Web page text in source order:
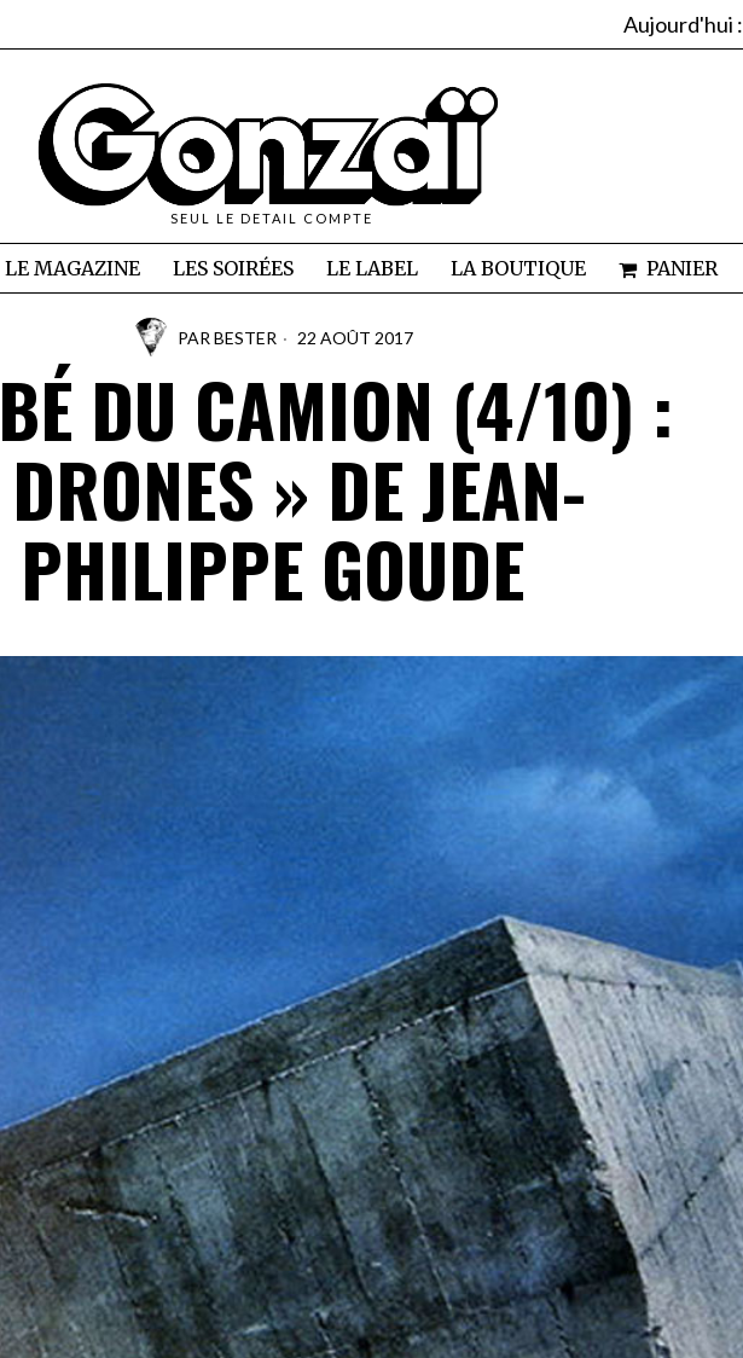
Aujourd'hui :
SEUL LE DETAIL COMPTE
LE MAGAZINE LES SOIRÉES LE LABEL LA BOUTIQUE PANIER
PAR BESTER 22 AOÛT 2017
DU CAMION (4/10) :
» DE JEAN-
PHILIPPE GOUDE